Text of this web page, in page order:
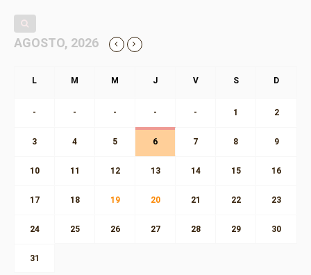
AGOSTO, 2026
- - - - - 1 2
3 4 5 6 7 8 9
10 11 12 13 14 15 16
17 18 19 20 21 22 23
24 25 26 27 28 29 30
31